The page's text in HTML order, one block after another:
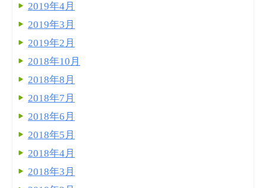
2019年4月
2019年3月
2019年2月
2018年10月
2018年8月
2018年7月
2018年6月
2018年5月
2018年4月
2018年3月